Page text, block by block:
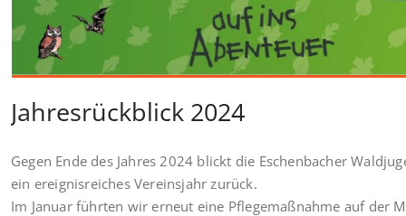
Jahresrückblick 2024
Gegen Ende des Jahres 2024 blickt die Eschenbacher
ein ereignisreiches Vereinsjahr zurück.
Im Januar führten wir erneut eine Pflegemaßnahme auf der